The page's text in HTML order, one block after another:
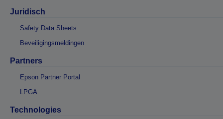
Juridisch
Safety Data Sheets
Beveiligingsmeldingen
Partners
Epson Partner Portal
LPGA
Technologies